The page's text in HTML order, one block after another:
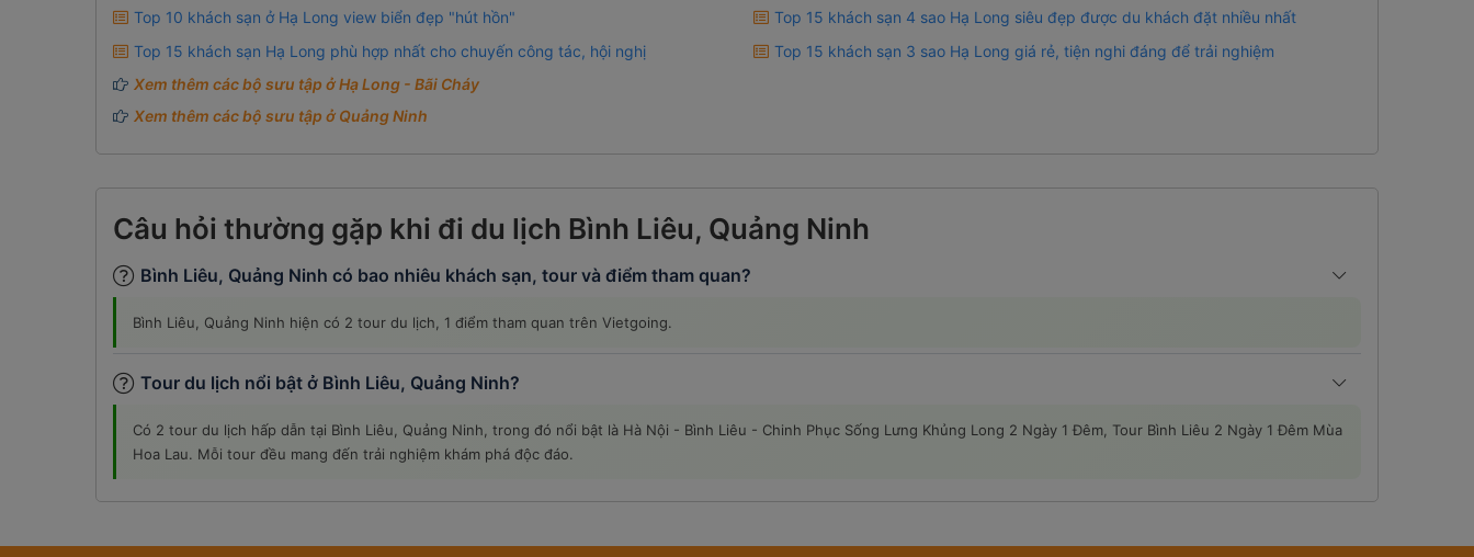
Top 10 khách sạn ở Hạ Long view biển đẹp "hút hồn"
Top 15 khách sạn Hạ Long phù hợp nhất cho chuyến công tác, hội nghị
Top 15 khách sạn 4 sao Hạ Long siêu đẹp được du khách đặt nhiều nhất
Top 15 khách sạn 3 sao Hạ Long giá rẻ, tiện nghi đáng để trải nghiệm
Xem thêm các bộ sưu tập ở Hạ Long - Bãi Cháy
Xem thêm các bộ sưu tập ở Quảng Ninh
Câu hỏi thường gặp khi đi du lịch Bình Liêu, Quảng Ninh
Bình Liêu, Quảng Ninh có bao nhiêu khách sạn, tour và điểm tham quan?
Bình Liêu, Quảng Ninh hiện có 2 tour du lịch, 1 điểm tham quan trên Vietgoing.
Tour du lịch nổi bật ở Bình Liêu, Quảng Ninh?
Có 2 tour du lịch hấp dẫn tại Bình Liêu, Quảng Ninh, trong đó nổi bật là Hà Nội - Bình Liêu - Chinh Phục Sống Lưng Khủng Long 2 Ngày 1 Đêm, Tour Bình Liêu 2 Ngày 1 Đêm Mùa
Hoa Lau. Mỗi tour đều mang đến trải nghiệm khám phá độc đáo.